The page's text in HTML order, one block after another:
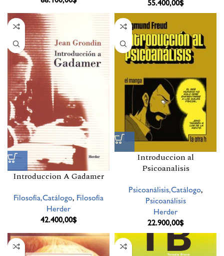
Introduccion A Gadamer
Filosofía,Catálogo, Filosofía
Herder
42.400,00$
Introduccion al
Psicoanalisis
Psicoanálisis,Catálogo,
Psicoanálisis
Herder
22.900,00$